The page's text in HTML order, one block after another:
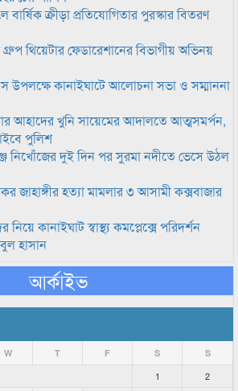
বার্ষিক ক্রীড়া প্রতিযোগিতার পুরস্কার বিতরণ
থিয়েটার ফেডারেশানের বিভাগীয় অভিনয়
উপলক্ষে কানাইঘাটে আলোচনা সভা ও সম্মাননা
আহাদের খুনি সায়েমের আদালতে আত্মসমর্পন,
পুলিশ
নিখোঁজের দুই দিন পর সুরমা নদীতে ভেসে উঠল
জাহাঙ্গীর হত্যা মামলার ৩ আসামী কক্সবাজার
নিয়ে কানাইঘাট স্বাস্থ্য কমপ্লেক্সে পরিদর্শন
হাসান
আর্কাইভ
W T F S S
1
2